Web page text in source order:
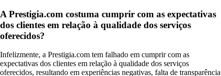
A Prestigia.com costuma cumprir com as expectativas
dos clientes em relação à qualidade dos serviços
oferecidos?
Infelizmente, a Prestigia.com tem falhado em cumprir com as
expectativas dos clientes em relação à qualidade dos serviços
oferecidos, resultando em experiências negativas, falta de transparência